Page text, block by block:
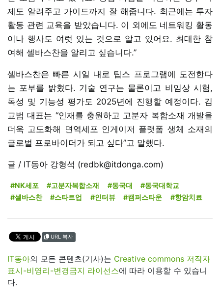
제도 알려주고 가이드까지 잘 해줍니다. 최근에는 투자
활동 관련 교육을 받았습니다. 이 외에도 네트워킹 활동
이나 행사도 여럿 있는 것으로 알고 있어요. 최대한 참
여해 셀바스찬을 알리고 싶습니다.”
셀바스찬은 빠른 시일 내로 팁스 프로그램에 도전한다
는 포부를 밝혔다. 기술 연구는 물론이고 비임상 시험,
독성 및 기능성 평가도 2025년에 진행할 예정이다. 김
교범 대표는 “인재를 충원하고 고분자 복합소재 개발을
더욱 고도화해 면역세포 인게이저 플랫폼 생체 소재의
글로벌 프로바이더가 되고 싶다”고 말했다.
글 / IT동아 강형석 (redbk@itdonga.com)
#NK세포 #고분자복합소재 #동국대
#동국대학교
#셀바스찬
#스타트업 #인터뷰 #캠퍼스타운 #항암치료
URL 복사
IT동아의 모든 콘텐츠(기사)는 Creative commons 저작자
표시-비영리-변경금지 라이선스에 따라 이용할 수 있습니
다.